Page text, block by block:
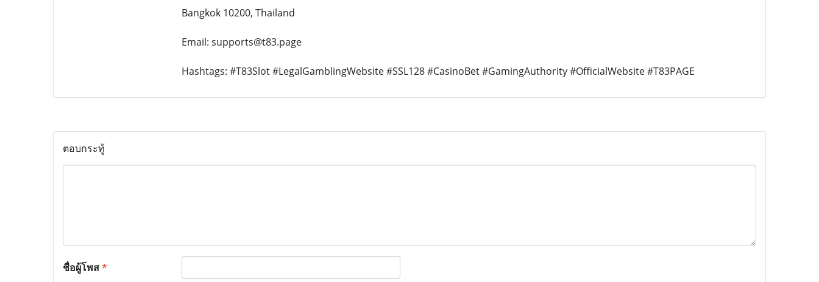
Bangkok 10200, Thailand
Email: supports@t83.page
Hashtags: #T83Slot #LegalGamblingWebsite #SSL128 #CasinoBet #GamingAuthority #OfficialWebsite #T83PAGE
ตอบกระทู้
ชื่อผู้โพส*